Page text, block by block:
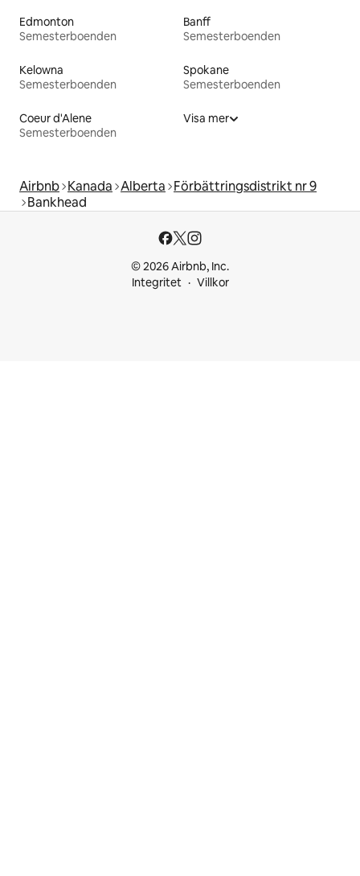
Edmonton
Semesterboenden
Banff
Semesterboenden
Kelowna
Semesterboenden
Spokane
Semesterboenden
Coeur d'Alene
Semesterboenden
Visa mer
Airbnb Kanada Alberta Förbättringsdistrikt nr 9
Bankhead
© 2026 Airbnb, Inc.
Integritet
Villkor